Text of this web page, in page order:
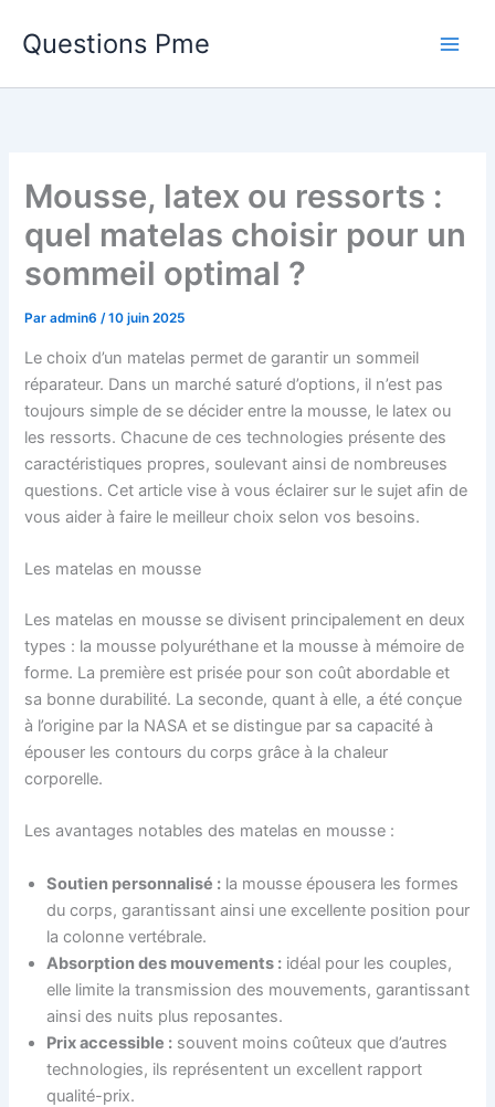
Questions Pme
Mousse, latex ou ressorts :
quel matelas choisir pour un
sommeil optimal ?
Paradmin6/10 juin 2025
Le choix d’un matelas permet de garantir un sommeil
réparateur. Dans un marché saturé d’options, il n’est pas
toujours simple de se décider entre la mousse, le latex ou
les ressorts. Chacune de ces technologies présente des
caractéristiques propres, soulevant ainsi de nombreuses
questions. Cet article vise à vous éclairer sur le sujet afin de
vous aider à faire le meilleur choix selon vos besoins.
Les matelas en mousse
Les matelas en mousse se divisent principalement en deux
types : la mousse polyuréthane et la mousse à mémoire de
forme. La première est prisée pour son coût abordable et
sa bonne durabilité. La seconde, quant à elle, a été conçue
à l’origine par la NASA et se distingue par sa capacité à
épouser les contours du corps grâce à la chaleur
corporelle.
Les avantages notables des matelas en mousse :
Soutien personnalisé : la mousse épousera les formes
du corps, garantissant ainsi une excellente position pour
la colonne vertébrale.
Absorption des mouvements : idéal pour les couples,
elle limite la transmission des mouvements, garantissant
ainsi des nuits plus reposantes.
Prix accessible : souvent moins coûteux que d’autres
technologies, ils représentent un excellent rapport
qualité-prix.